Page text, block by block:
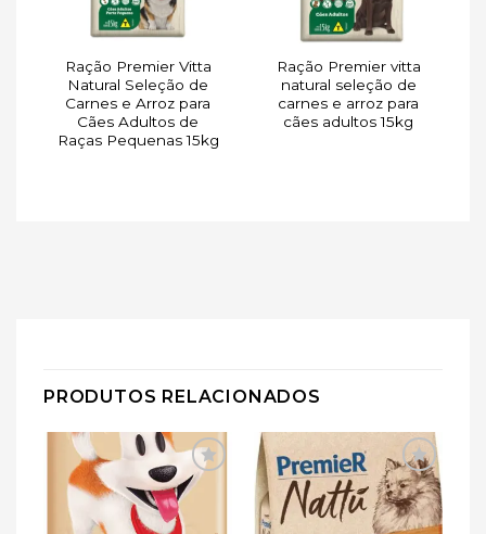
Ração Premier Vitta
Natural Seleção de
Carnes e Arroz para
Cães Adultos de
Raças Pequenas 15kg
Ração Premier vitta
natural seleção de
carnes e arroz para
cães adultos 15kg
PRODUTOS RELACIONADOS
Adicionar
à lista de
desejos
Adicionar
à lista de
desejos